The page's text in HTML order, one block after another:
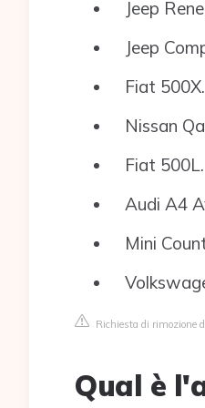
Jeep
Jeep
Fiat 500X.
Nissan
Fiat 500L.
Audi A4
Mini
Richiesta di rimozione
Qual è